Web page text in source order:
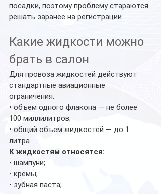
посадки, поэтому проблему стараются
решать заранее на регистрации.
Какие жидкости можно
брать в салон
Для провоза жидкостей действуют
стандартные авиационные
ограничения:
• объем одного флакона — не более
100 миллилитров;
• общий объем жидкостей — до 1
литра.
К жидкостям относятся:
• шампуни;
• кремы;
• зубная паста;